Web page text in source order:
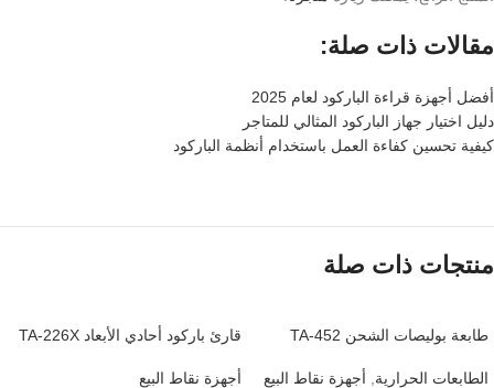
مقالات ذات صلة:
أفضل أجهزة قراءة الباركود لعام 2025
دليل اختيار جهاز الباركود المثالي للمتاجر
كيفية تحسين كفاءة العمل باستخدام أنظمة الباركود
منتجات ذات صلة
طابعة بوليصات الشحن TA-452
الطابعات الحرارية
أجهزة نقاط البيع
قارئ باركود أحادي الأبعاد TA-226X
أجهزة نقاط البيع